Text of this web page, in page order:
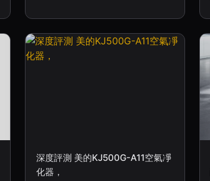
深度評測 美的KJ500G-A11空氣凈
化器，